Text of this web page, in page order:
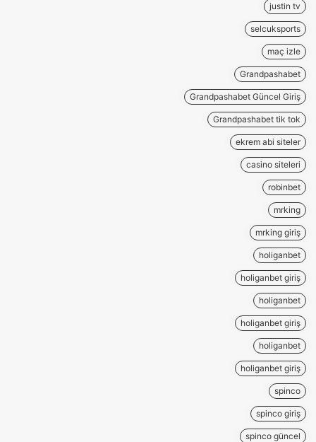
justin tv
selcuksports
maç izle
Grandpashabet
Grandpashabet Güncel Giriş
Grandpashabet tik tok
ekrem abi siteler
casino siteleri
robinbet
mrking
mrking giriş
holiganbet
holiganbet giriş
holiganbet
holiganbet giriş
holiganbet
holiganbet giriş
spinco
spinco giriş
spinco güncel